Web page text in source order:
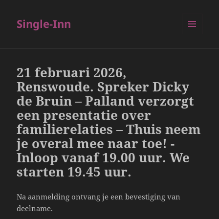
Single-Inn
21 februari 2026,
Renswoude. Spreker Dicky
de Bruin – Palland verzorgt
een presentatie over
familierelaties – Thuis neem
je overal mee naar toe! -
Inloop vanaf 19.00 uur. We
starten 19.45 uur.
Na aanmelding ontvang je een bevestiging van
deelname.